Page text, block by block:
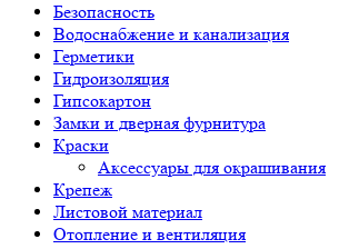
Безопасность
Водоснабжение и канализация
Герметики
Гидроизоляция
Гипсокартон
Замки и дверная фурнитура
Краски
Аксессуары для окрашивания
Крепеж
Листовой материал
Отопление и вентиляция